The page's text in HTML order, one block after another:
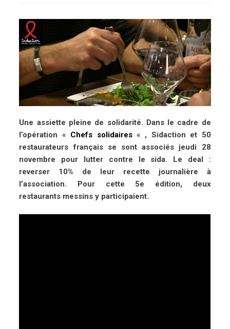
Une assiette pleine de solidarité. Dans le cadre de
l’opération « Chefs solidaires« , Sidaction et 50
restaurateurs français se sont associés jeudi 28
novembre pour lutter contre le sida. Le deal :
reverser 10% de leur recette journalière à
l’association. Pour cette 5e édition, deux
restaurants messins y participaient.